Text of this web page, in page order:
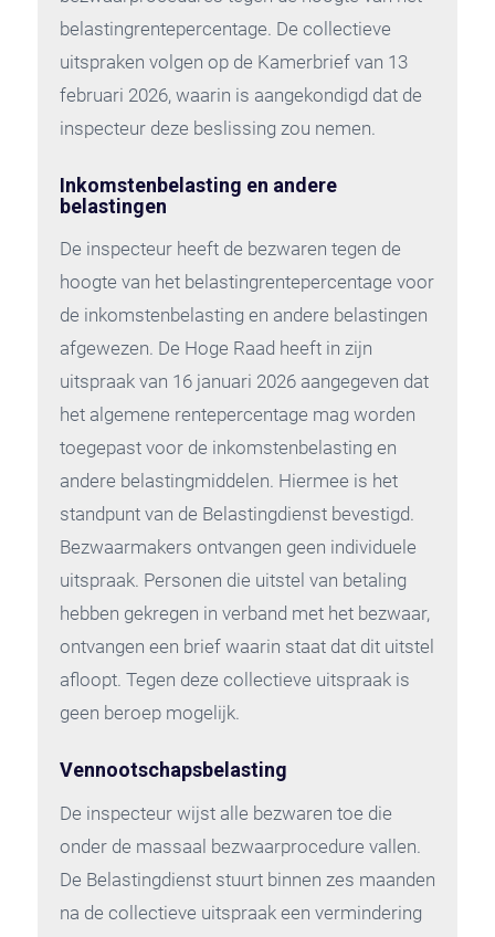
belastingrentepercentage. De collectieve
uitspraken volgen op de Kamerbrief van 13
februari 2026, waarin is aangekondigd dat de
inspecteur deze beslissing zou nemen.
Inkomstenbelasting en andere
belastingen
De inspecteur heeft de bezwaren tegen de
hoogte van het belastingrentepercentage voor
de inkomstenbelasting en andere belastingen
afgewezen. De Hoge Raad heeft in zijn
uitspraak van 16 januari 2026 aangegeven dat
het algemene rentepercentage mag worden
toegepast voor de inkomstenbelasting en
andere belastingmiddelen. Hiermee is het
standpunt van de Belastingdienst bevestigd.
Bezwaarmakers ontvangen geen individuele
uitspraak. Personen die uitstel van betaling
hebben gekregen in verband met het bezwaar,
ontvangen een brief waarin staat dat dit uitstel
afloopt. Tegen deze collectieve uitspraak is
geen beroep mogelijk.
Vennootschapsbelasting
De inspecteur wijst alle bezwaren toe die
onder de massaal bezwaarprocedure vallen.
De Belastingdienst stuurt binnen zes maanden
na de collectieve uitspraak een vermindering